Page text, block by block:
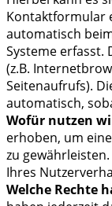
Kontaktformular
automatisch
Systeme erfasst.
(z.B.
Seitenaufrufs).
automatisch,
Wofür nutzen
erhoben, um
zu
Ihres
Welche Rechte